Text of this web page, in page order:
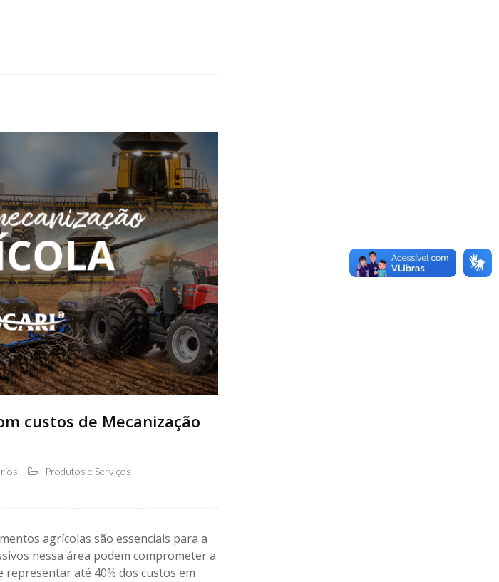
custos de Mecanização
Produtos e Serviços
agrícolas são essenciais para a
nessa área podem comprometer a
representar até 40% dos custos em